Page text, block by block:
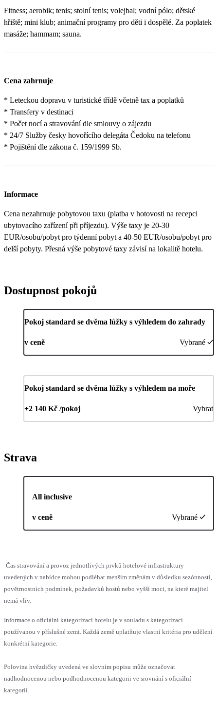
Fitness; aerobik; tenis; stolní tenis; volejbal; vodní pólo; dětské
hřiště; mini klub; animační programy pro děti i dospělé. Za poplatek
masáže; hammam; sauna.
Cena zahrnuje
* Leteckou dopravu v turistické třídě včetně tax a poplatků
* Transfery v destinaci
* Počet nocí a stravování dle smlouvy o zájezdu
* 24/7 Služby česky hovořícího delegáta Čedoku na telefonu
* Pojištění dle zákona č. 159/1999 Sb.
Informace
Cena nezahrnuje pobytovou taxu (platba v hotovosti na recepci
ubytovacího zařízení při příjezdu). Výše taxy je 20-30
EUR/osobu/pobyt pro týdenní pobyt a 40-50 EUR/osobu/pobyt pro
delší pobyty. Přesná výše pobytové taxy závisí na lokalitě hotelu.
Dostupnost pokojů
Pokoj standard se dvěma lůžky s výhledem do zahrady
v ceně Vybrané
Pokoj standard se dvěma lůžky s výhledem na moře
+2 140 Kč /pokoj Vybrat
Strava
All inclusive
v ceně Vybrané
Čas stravování a provoz jednotlivých prvků hotelové infrastruktury
uvedených v nabídce mohou podléhat menším změnám v důsledku sezónnosti,
povětrnostních podmínek, požadavků hostů nebo vyšší moci, na které majitel
nemá vliv.
Informace o oficiální kategorizaci hotelu je v souladu s kategorizací
používanou v příslušné zemi. Každá země uplatňuje vlastní kritéria pro udělení
konkrétní kategorie.
Polovina hvězdičky uvedená ve slovním popisu může označovat
nadhodnocenou nebo podhodnocenou kategorii ve srovnání s oficiální
kategorií.